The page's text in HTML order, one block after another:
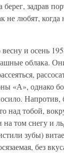
берег, задрав
не любят, когда
и осень
облака.
«А», однако
над тобой,
том снегу и
зубы)
без